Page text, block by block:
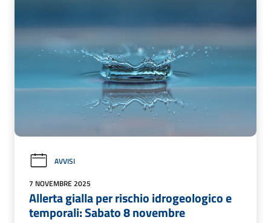
AVVISI
7 NOVEMBRE 2025
Allerta gialla per rischio idrogeologico e
temporali: Sabato 8 novembre